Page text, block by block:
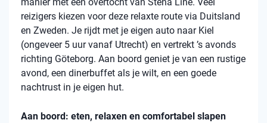
reizigers kiezen voor deze relaxte route via Duitsland
en Zweden. Je rijdt met je eigen auto naar Kiel
(ongeveer 5 uur vanaf Utrecht) en vertrekt ’s avonds
richting Göteborg. Aan boord geniet je van een rustige
avond, een dinerbuffet als je wilt, en een goede
nachtrust in je eigen hut.
Aan boord: eten, relaxen en comfortabel slapen